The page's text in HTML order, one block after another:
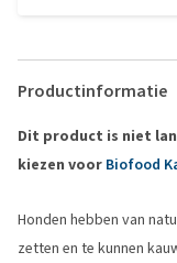
Productinformatie
Dit product is niet
kiezen voor Biofood
Honden hebben van
zetten en te kunnen